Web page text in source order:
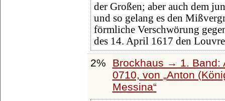
der Großen; aber auch dem
und so gelang es den
förmliche Verschwörung
des 14. April 1617 den
2%
Brockhaus → 1. Band:
0710, von Anton
Messina